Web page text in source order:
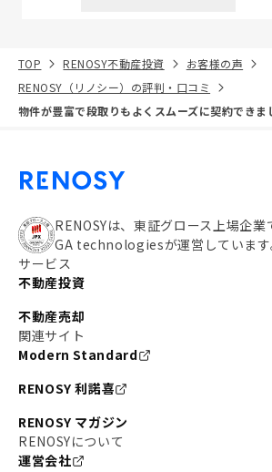
TOP RENOSY不動産投資
お客様の声
RENOSY（リノシー）の評判・口コミ
物件が豊富で段取りもよくスムーズに契約できま
RENOSYは、東証グロース上場企業
GA technologiesが運営しています
サービス
不動産投資
不動産売却
関連サイト
Modern Standard
RENOSY 利諾喜
RENOSY マガジン
RENOSYについて
運営会社